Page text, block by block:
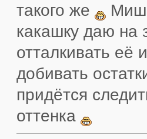
такого же
какашку даю на
отталкивать её
добивать
придётся
оттенка